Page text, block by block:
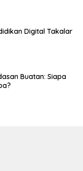
Digital Takalar
Buatan: Siapa